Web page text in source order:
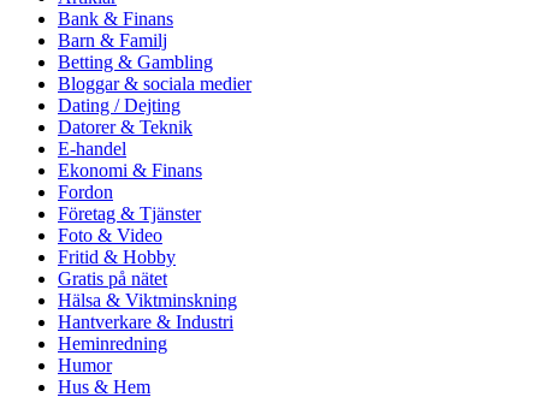
Bank & Finans
Barn & Familj
Betting & Gambling
Bloggar & sociala medier
Dating / Dejting
Datorer & Teknik
E-handel
Ekonomi & Finans
Fordon
Företag & Tjänster
Foto & Video
Fritid & Hobby
Gratis på nätet
Hälsa & Viktminskning
Hantverkare & Industri
Heminredning
Humor
Hus & Hem